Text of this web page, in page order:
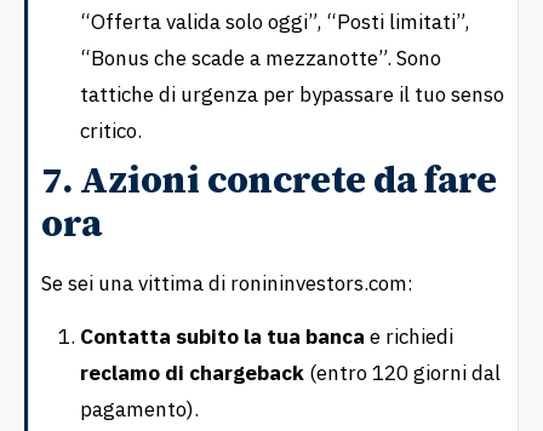
“Offerta valida solo oggi”, “Posti limitati”,
“Bonus che scade a mezzanotte”. Sono
tattiche di urgenza per bypassare il tuo senso
critico.
7. Azioni concrete da fare
ora
Se sei una vittima di ronininvestors.com:
Contatta subito la tua banca e richiedi
reclamo di chargeback (entro 120 giorni dal
pagamento).